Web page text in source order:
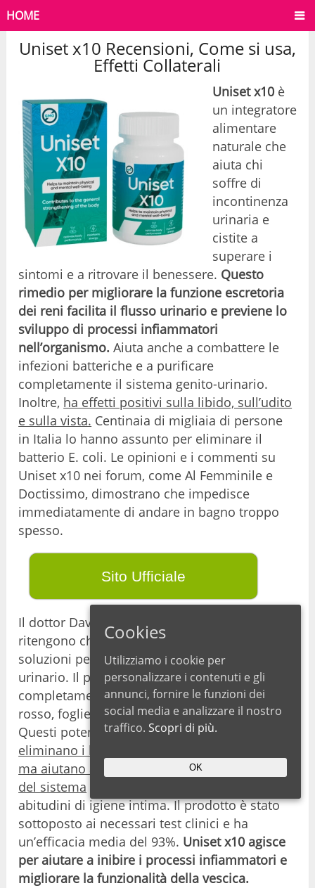
HOME
Uniset x10 Recensioni, Come si usa,
Effetti Collaterali
Uniset x10 è
un integratore
alimentare
naturale che
aiuta chi
soffre di
incontinenza
urinaria e
cistite a
superare i
sintomi e a ritrovare il benessere. Questo
rimedio per migliorare la funzione escretoria
dei reni facilita il flusso urinario e previene lo
sviluppo di processi infiammatori
nell’organismo. Aiuta anche a combattere le
infezioni batteriche e a purificare
completamente il sistema genito-urinario.
Inoltre, ha effetti positivi sulla libido, sull’udito
e sulla vista. Centinaia di migliaia di persone
in Italia lo hanno assunto per eliminare il
batterio E. coli. Le opinioni e i commenti su
Uniset x10 nei forum, come Al Femminile e
Doctissimo, dimostrano che impedisce
immediatamente di andare in bagno troppo
spesso.
Sito Ufficiale
Il dottor David Calitti e il dottor Paul Schneider
ritengono che Uniset x10 sia una delle migliori
soluzioni per il disagio vescicale e il sollievo
urinario. Il prodotto ha una formula
completamente naturale, che include mirtillo
rosso, foglie di tè verde, foglie di salvia e aglio.
Questi potenti agenti biologici non solo
eliminano i batteri pericolosi, come l’E. coli,
ma aiutano anche il normale funzionamento
del sistema
abitudini di igiene intima. Il prodotto è stato
sottoposto ai necessari test clinici e ha
un’efficacia media del 93%. Uniset x10 agisce
per aiutare a inibire i processi infiammatori e
migliorare la funzionalità della vescica.
Cookies
Utilizziamo i cookie per
personalizzare i contenuti e gli
annunci, fornire le funzioni dei
social media e analizzare il nostro
traffico. Scopri di più.
OK